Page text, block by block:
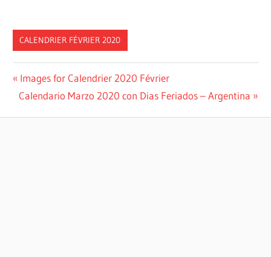
CALENDRIER FÉVRIER 2020
Post
navigation
Previous
Post:
Images for Calendrier 2020 Février
Next
Calendario Marzo 2020 con Dias Feriados – Argentina